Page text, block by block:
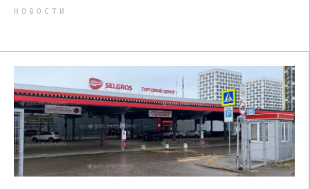
НОВОСТИ